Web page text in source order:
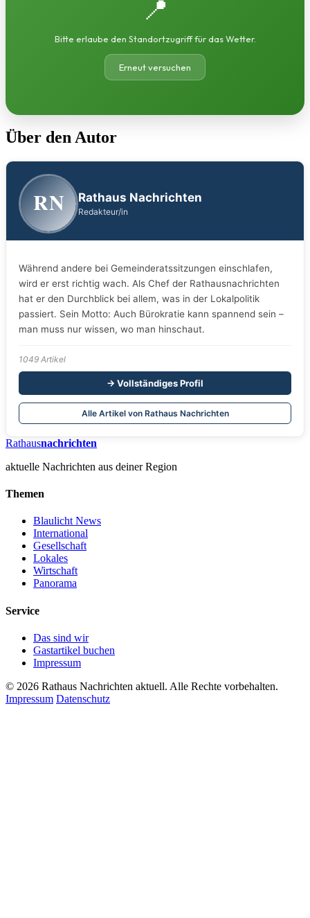
📍
Bitte erlaube den Standortzugriff für das Wetter.
Erneut versuchen
Über den Autor
RN Rathaus Nachrichten
Redakteur/in
Während andere bei Gemeinderatssitzungen einschlafen,
wird er erst richtig wach. Als Chef der Rathausnachrichten
hat er den Durchblick bei allem, was in der Lokalpolitik
passiert. Sein Motto: Auch Bürokratie kann spannend sein –
man muss nur wissen, wo man hinschaut.
1049 Artikel
→ Vollständiges Profil
Alle Artikel von Rathaus Nachrichten
Rathausnachrichten
aktuelle Nachrichten aus deiner Region
Themen
Blaulicht News
International
Gesellschaft
Lokales
Wirtschaft
Panorama
Service
Das sind wir
Gastartikel buchen
Impressum
© 2026 Rathaus Nachrichten aktuell. Alle Rechte vorbehalten.
Impressum Datenschutz